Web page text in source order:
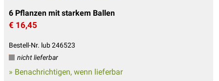
6 Pflanzen mit starkem Ballen
€ 16,45
Bestell-Nr. lub 246523
nicht lieferbar
» Benachrichtigen, wenn lieferbar